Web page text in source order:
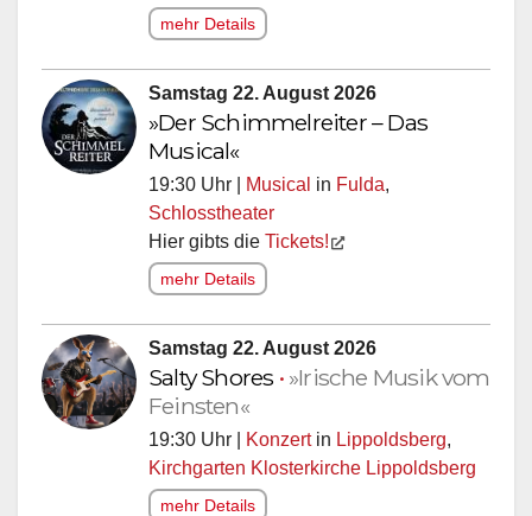
mehr Details
Samstag 22. August 2026
»Der Schimmelreiter – Das
Musical«
19:30 Uhr | Musical in Fulda,
Schlosstheater
Hier gibts die Tickets!
mehr Details
Samstag 22. August 2026
Salty Shores • »Irische Musik vom
Feinsten«
19:30 Uhr | Konzertin Lippoldsberg,
Kirchgarten Klosterkirche Lippoldsberg
mehr Details